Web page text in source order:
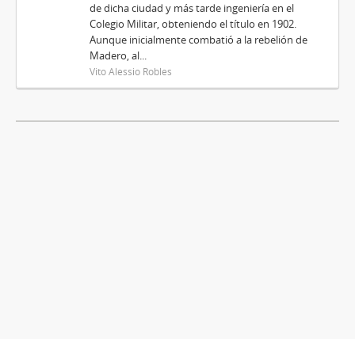
de dicha ciudad y más tarde ingeniería en el
Colegio Militar, obteniendo el título en 1902.
Aunque inicialmente combatió a la rebelión de
Madero, al...
Vito Alessio Robles